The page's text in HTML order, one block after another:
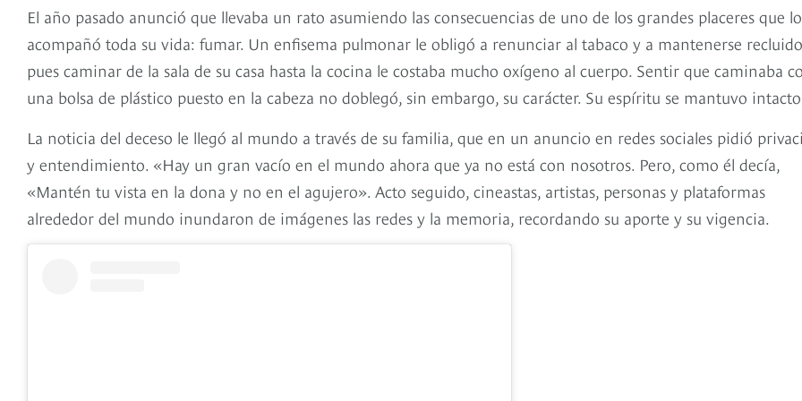
El año pasado anunció que llevaba un rato asumiendo las consecuencias de uno de los grandes placeres que lo
acompañó toda su vida: fumar. Un enfisema pulmonar le obligó a renunciar al tabaco y a mantenerse recluido,
pues caminar de la sala de su casa hasta la cocina le costaba mucho oxígeno al cuerpo. Sentir que caminaba
una bolsa de plástico puesto en la cabeza no doblegó, sin embargo, su carácter. Su espíritu se mantuvo intacto.
La noticia del deceso le llegó al mundo a través de su familia, que en un anuncio en redes sociales pidió
y entendimiento. «Hay un gran vacío en el mundo ahora que ya no está con nosotros. Pero, como él decía,
«Mantén tu vista en la dona y no en el agujero». Acto seguido, cineastas, artistas, personas y plataformas
alrededor del mundo inundaron de imágenes las redes y la memoria, recordando su aporte y su vigencia.